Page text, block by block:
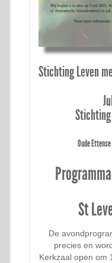
Stichting Leven
Oude
St
De
precies en
Kerkzaal open om